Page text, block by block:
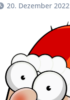
20. Dezember 2022